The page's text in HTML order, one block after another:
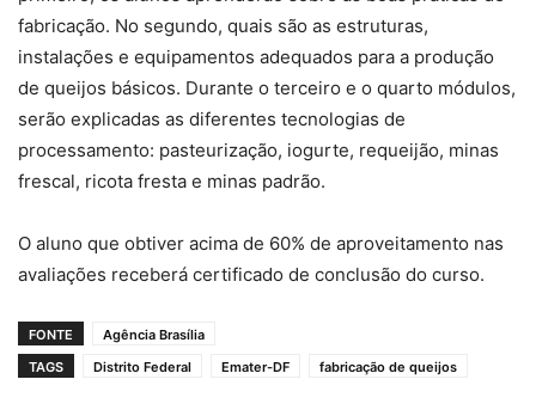
fabricação. No segundo, quais são as estruturas,
instalações e equipamentos adequados para a produção
de queijos básicos. Durante o terceiro e o quarto módulos,
serão explicadas as diferentes tecnologias de
processamento: pasteurização, iogurte, requeijão, minas
frescal, ricota fresta e minas padrão.
O aluno que obtiver acima de 60% de aproveitamento nas
avaliações receberá certificado de conclusão do curso.
FONTE
Agência Brasília
TAGS
Distrito Federal Emater-DF fabricação de queijos